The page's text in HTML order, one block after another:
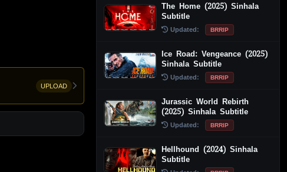
UPLOAD
The Home (2025) Sinhala
Subtitle
Updated: BRRIP
Ice Road: Vengeance (2025)
Sinhala Subtitle
Updated: BRRIP
Jurassic World Rebirth
(2025) Sinhala Subtitle
Updated: BRRIP
Hellhound (2024) Sinhala
Subtitle